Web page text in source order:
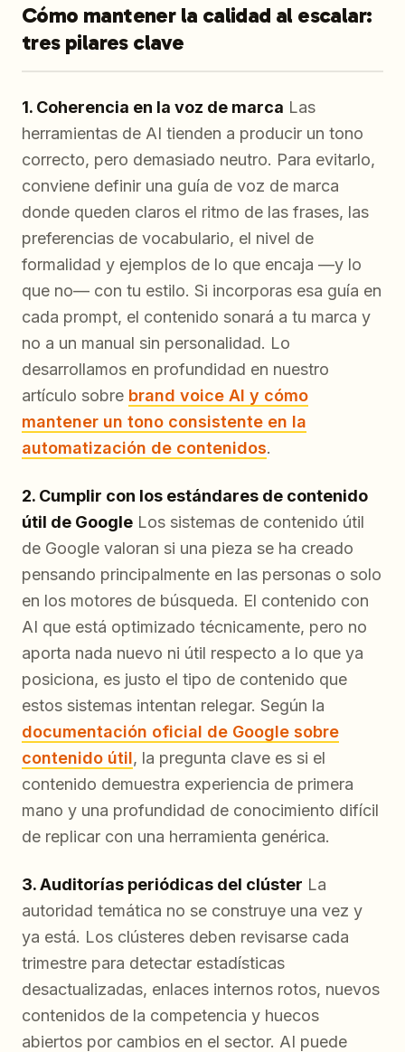
Cómo mantener la calidad al escalar:
tres pilares clave
1. Coherencia en la voz de marca Las
herramientas de AI tienden a producir un tono
correcto, pero demasiado neutro. Para evitarlo,
conviene definir una guía de voz de marca
donde queden claros el ritmo de las frases, las
preferencias de vocabulario, el nivel de
formalidad y ejemplos de lo que encaja —y lo
que no— con tu estilo. Si incorporas esa guía en
cada prompt, el contenido sonará a tu marca y
no a un manual sin personalidad. Lo
desarrollamos en profundidad en nuestro
artículo sobre brand voice AI y cómo
mantener un tono consistente en la
automatización de contenidos.
2. Cumplir con los estándares de contenido
útil de Google Los sistemas de contenido útil
de Google valoran si una pieza se ha creado
pensando principalmente en las personas o solo
en los motores de búsqueda. El contenido con
AI que está optimizado técnicamente, pero no
aporta nada nuevo ni útil respecto a lo que ya
posiciona, es justo el tipo de contenido que
estos sistemas intentan relegar. Según la
documentación oficial de Google sobre
contenido útil, la pregunta clave es si el
contenido demuestra experiencia de primera
mano y una profundidad de conocimiento difícil
de replicar con una herramienta genérica.
3. Auditorías periódicas del clúster La
autoridad temática no se construye una vez y
ya está. Los clústeres deben revisarse cada
trimestre para detectar estadísticas
desactualizadas, enlaces internos rotos, nuevos
contenidos de la competencia y huecos
abiertos por cambios en el sector. AI puede